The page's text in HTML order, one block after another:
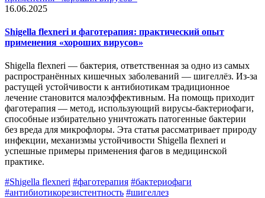
16.06.2025
Shigella flexneri и фаготерапия: практический опыт
применения «хороших вирусов»
Shigella flexneri — бактерия, ответственная за одно из самых
распространённых кишечных заболеваний — шигеллёз. Из-за
растущей устойчивости к антибиотикам традиционное
лечение становится малоэффективным. На помощь приходит
фаготерапия — метод, использующий вирусы-бактериофаги,
способные избирательно уничтожать патогенные бактерии
без вреда для микрофлоры. Эта статья рассматривает природу
инфекции, механизмы устойчивости Shigella flexneri и
успешные примеры применения фагов в медицинской
практике.
#Shigella flexneri #фаготерапия #бактериофаги
#антибиотикорезистентность #шигеллез